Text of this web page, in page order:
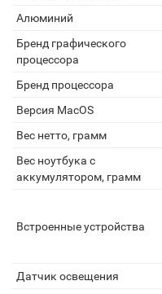
Алюминий
Бренд графического
процессора
Бренд процессора
Версия MacOS
Вес нетто, грамм
Вес ноутбука с
аккумулятором, грамм
Встроенные устройства
Датчик освещения